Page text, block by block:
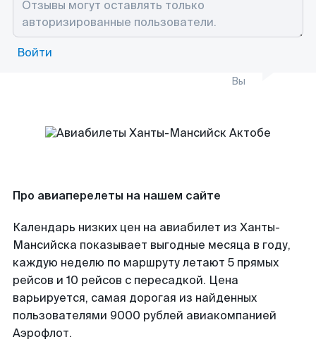
Войти
Вы
Про авиаперелеты на нашем сайте
Календарь низких цен на авиабилет из Ханты-
Мансийска показывает выгодные месяца в году,
каждую неделю по маршруту летают 5 прямых
рейсов и 10 рейсов с пересадкой. Цена
варьируется, самая дорогая из найденных
пользователями 9000 рублей авиакомпанией
Аэрофлот.